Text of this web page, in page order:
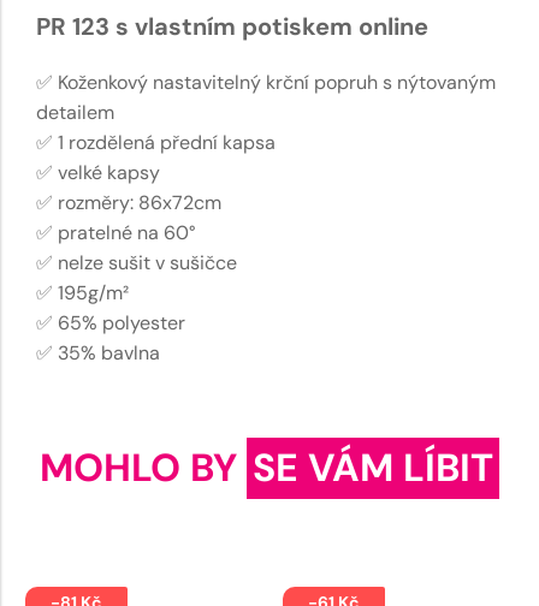
PR 123 s vlastním potiskem online
✅ Koženkový nastavitelný krční popruh s nýtovaným
detailem
✅ 1 rozdělená přední kapsa
✅ velké kapsy
✅ rozměry: 86x72cm
✅ pratelné na 60°
✅ nelze sušit v sušičce
✅ 195g/m²
✅ 65% polyester
✅ 35% bavlna
MOHLO BY SE VÁM LÍBIT